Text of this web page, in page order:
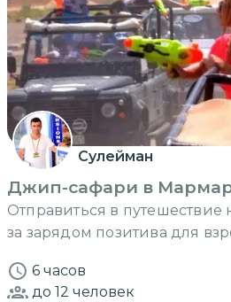
Сулейман
Джип-сафари в
Отправиться в
за зарядом позитива для
6 часов
до 12 человек